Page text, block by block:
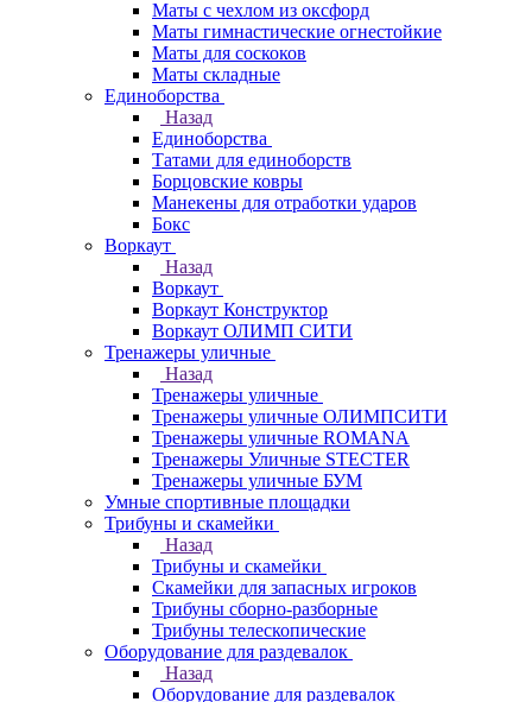
Маты с чехлом из оксфорд
Маты гимнастические огнестойкие
Маты для соскоков
Маты складные
Единоборства
Назад
Единоборства
Татами для единоборств
Борцовские ковры
Манекены для отработки ударов
Бокс
Воркаут
Назад
Воркаут
Воркаут Конструктор
Воркаут ОЛИМП СИТИ
Тренажеры уличные
Назад
Тренажеры уличные
Тренажеры уличные ОЛИМПСИТИ
Тренажеры уличные ROMANA
Тренажеры Уличные STECTER
Тренажеры уличные БУМ
Умные спортивные площадки
Трибуны и скамейки
Назад
Трибуны и скамейки
Скамейки для запасных игроков
Трибуны сборно-разборные
Трибуны телескопические
Оборудование для раздевалок
Назад
Оборудование для раздевалок